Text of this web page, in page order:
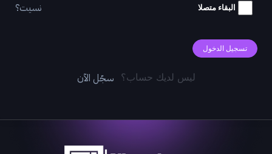
البقاء متصلا نسيت؟
تسجيل الدخول
ليس لديك حساب؟ سجّل الآن